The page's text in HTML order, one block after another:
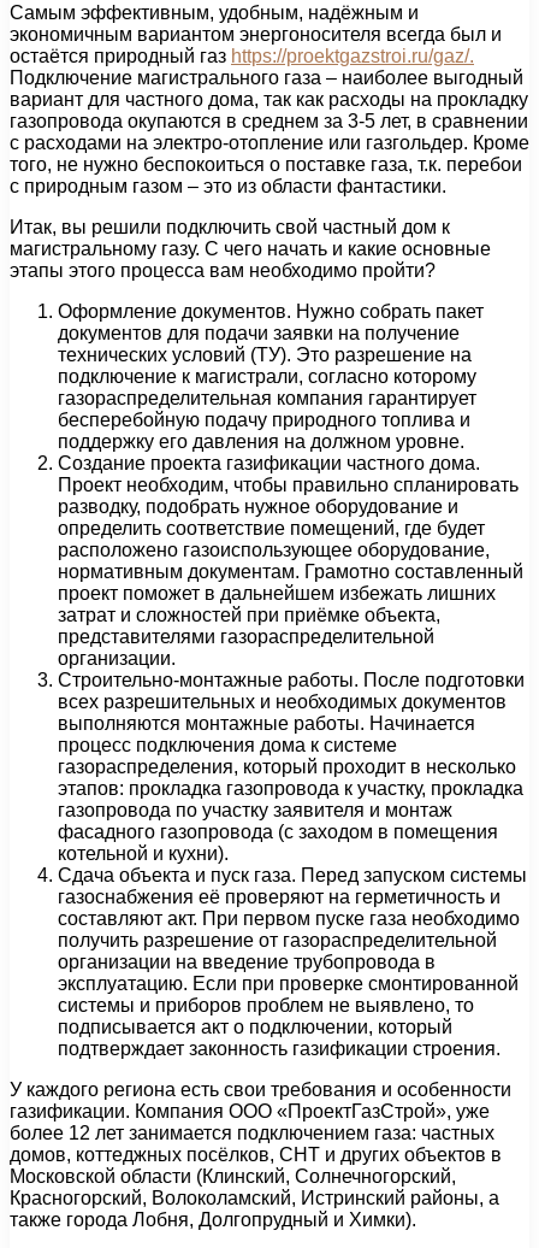
Самым эффективным, удобным, надёжным и
экономичным вариантом энергоносителя всегда был и
остаётся природный газ https://proektgazstroi.ru/gaz/.
Подключение магистрального газа – наиболее выгодный
вариант для частного дома, так как расходы на прокладку
газопровода окупаются в среднем за 3-5 лет, в сравнении
с расходами на электро-отопление или газгольдер. Кроме
того, не нужно беспокоиться о поставке газа, т.к. перебои
с природным газом – это из области фантастики.
Итак, вы решили подключить свой частный дом к
магистральному газу. С чего начать и какие основные
этапы этого процесса вам необходимо пройти?
Оформление документов. Нужно собрать пакет
документов для подачи заявки на получение
технических условий (ТУ). Это разрешение на
подключение к магистрали, согласно которому
газораспределительная компания гарантирует
бесперебойную подачу природного топлива и
поддержку его давления на должном уровне.
Создание проекта газификации частного дома.
Проект необходим, чтобы правильно спланировать
разводку, подобрать нужное оборудование и
определить соответствие помещений, где будет
расположено газоиспользующее оборудование,
нормативным документам. Грамотно составленный
проект поможет в дальнейшем избежать лишних
затрат и сложностей при приёмке объекта,
представителями газораспределительной
организации.
Строительно-монтажные работы. После подготовки
всех разрешительных и необходимых документов
выполняются монтажные работы. Начинается
процесс подключения дома к системе
газораспределения, который проходит в несколько
этапов: прокладка газопровода к участку, прокладка
газопровода по участку заявителя и монтаж
фасадного газопровода (с заходом в помещения
котельной и кухни).
Сдача объекта и пуск газа. Перед запуском системы
газоснабжения её проверяют на герметичность и
составляют акт. При первом пуске газа необходимо
получить разрешение от газораспределительной
организации на введение трубопровода в
эксплуатацию. Если при проверке смонтированной
системы и приборов проблем не выявлено, то
подписывается акт о подключении, который
подтверждает законность газификации строения.
У каждого региона есть свои требования и особенности
газификации. Компания ООО «ПроектГазСтрой», уже
более 12 лет занимается подключением газа: частных
домов, коттеджных посёлков, СНТ и других объектов в
Московской области (Клинский, Солнечногорский,
Красногорский, Волоколамский, Истринский районы, а
также города Лобня, Долгопрудный и Химки).